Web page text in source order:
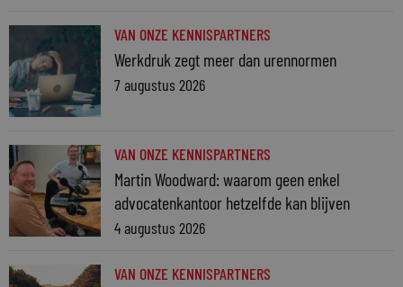
VAN ONZE KENNISPARTNERS
Werkdruk zegt meer dan urennormen
7 augustus 2026
VAN ONZE KENNISPARTNERS
Martin Woodward: waarom geen enkel
advocatenkantoor hetzelfde kan blijven
4 augustus 2026
VAN ONZE KENNISPARTNERS